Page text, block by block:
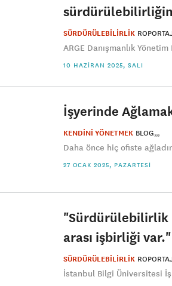
SÜRDÜRÜLEBİLİRLİK
ARGE Danışmanlık
10 HAZIRAN 2025, SALI
İşyerinde
KENDİNİ YÖNETMEK BLOG
Daha önce hiç ofiste
27 OCAK 2025, PAZARTESI
"Sürdürülebilirlik
arası işbirliği var."
SÜRDÜRÜLEBİLİRLİK
İstanbul Bilgi Üniversitesi